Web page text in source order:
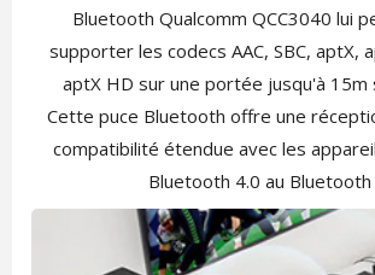
Bluetooth Qualcomm QCC3040 lui
supporter les codecs AAC, SBC, aptX,
aptX HD sur une portée jusqu'à 15m
Cette puce Bluetooth offre une
compatibilité étendue avec les
Bluetooth 4.0 au Bluetooth